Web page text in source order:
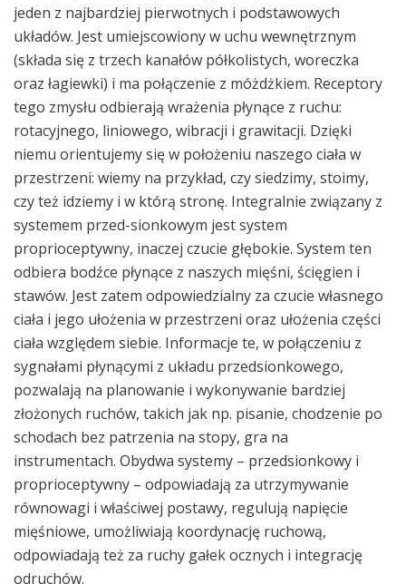
jeden z najbardziej pierwotnych i podstawowych
układów. Jest umiejscowiony w uchu wewnętrznym
(składa się z trzech kanałów półkolistych, woreczka
oraz łagiewki) i ma połączenie z móżdżkiem. Receptory
tego zmysłu odbierają wrażenia płynące z ruchu:
rotacyjnego, liniowego, wibracji i grawitacji. Dzięki
niemu orientujemy się w położeniu naszego ciała w
przestrzeni: wiemy na przykład, czy siedzimy, stoimy,
czy też idziemy i w którą stronę. Integralnie związany z
systemem przed-sionkowym jest system
proprioceptywny, inaczej czucie głębokie. System ten
odbiera bodźce płynące z naszych mięśni, ścięgien i
stawów. Jest zatem odpowiedzialny za czucie własnego
ciała i jego ułożenia w przestrzeni oraz ułożenia części
ciała względem siebie. Informacje te, w połączeniu z
sygnałami płynącymi z układu przedsionkowego,
pozwalają na planowanie i wykonywanie bardziej
złożonych ruchów, takich jak np. pisanie, chodzenie po
schodach bez patrzenia na stopy, gra na
instrumentach. Obydwa systemy – przedsionkowy i
proprioceptywny – odpowiadają za utrzymywanie
równowagi i właściwej postawy, regulują napięcie
mięśniowe, umożliwiają koordynację ruchową,
odpowiadają też za ruchy gałek ocznych i integrację
odruchów.